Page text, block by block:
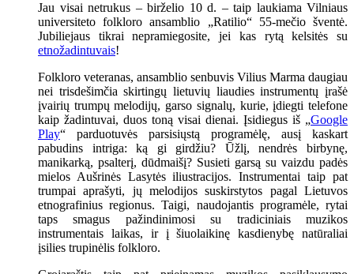
Jau visai netrukus – birželio 10 d. – taip laukiama Vilniaus
universiteto folkloro ansamblio „Ratilio“ 55-mečio šventė.
Jubiliejaus tikrai nepramiegosite, jei kas rytą kelsitės su
etnožadintuvais!
Folkloro veteranas, ansamblio senbuvis Vilius Marma daugiau
nei trisdešimčia skirtingų lietuvių liaudies instrumentų įrašė
įvairių trumpų melodijų, garso signalų, kurie, įdiegti telefone
kaip žadintuvai, duos toną visai dienai. Įsidiegus iš „Google
Play“ parduotuvės parsisiųstą programėlę, ausį kaskart
pabudins intriga: ką gi girdžiu? Ūžlį, nendrės birbynę,
manikarką, psalterį, dūdmaišį? Susieti garsą su vaizdu padės
mielos Aušrinės Lasytės iliustracijos. Instrumentai taip pat
trumpai aprašyti, jų melodijos suskirstytos pagal Lietuvos
etnografinius regionus. Taigi, naudojantis programėle, rytai
taps smagus pažindinimosi su tradiciniais muzikos
instrumentais laikas, ir į šiuolaikinę kasdienybę natūraliai
įsilies trupinėlis folkloro.